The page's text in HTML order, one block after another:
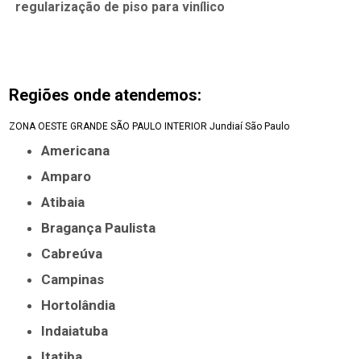
regularização de piso para vinílico
Regiões onde atendemos:
ZONA OESTE GRANDE SÃO PAULO INTERIOR Jundiaí São Paulo
Americana
Amparo
Atibaia
Bragança Paulista
Cabreúva
Campinas
Hortolândia
Indaiatuba